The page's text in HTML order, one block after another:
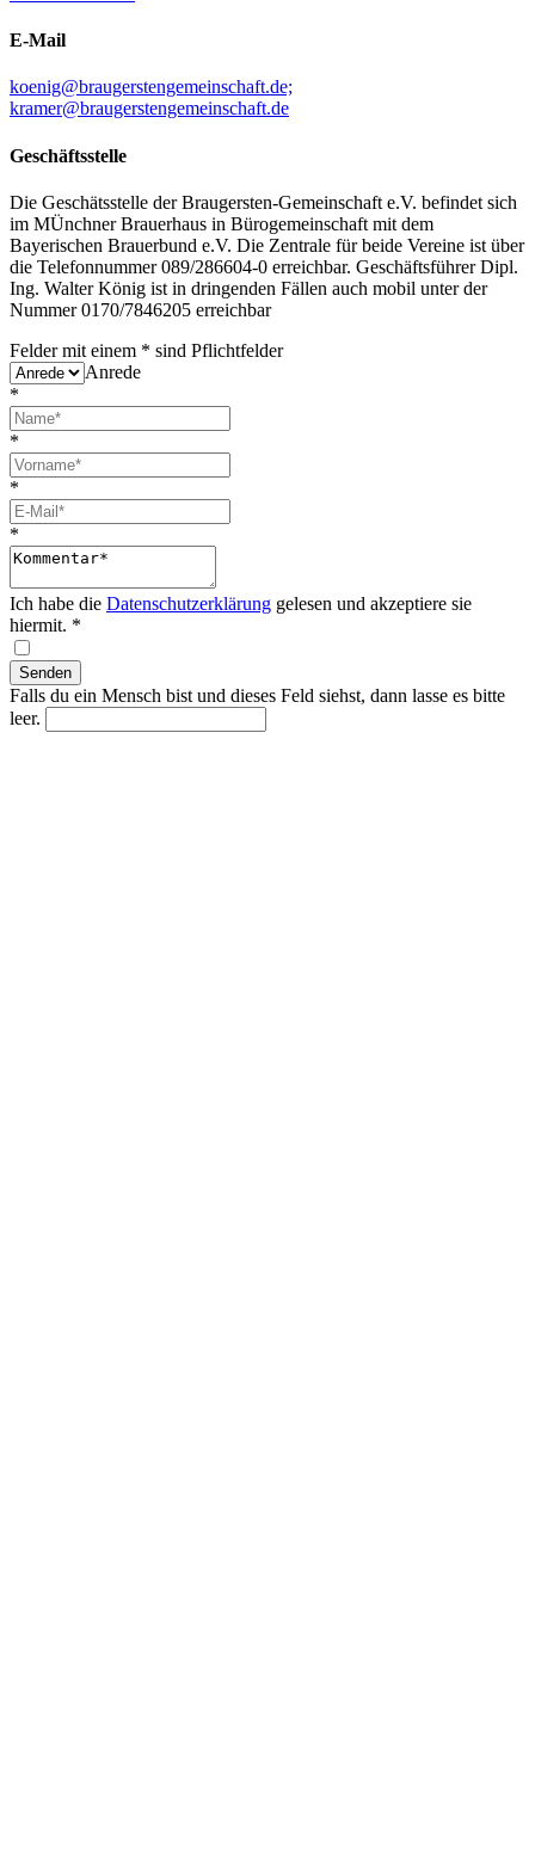
E-Mail
koenig@braugerstengemeinschaft.de;
kramer@braugerstengemeinschaft.de
Geschäftsstelle
Die Geschätsstelle der Braugersten-Gemeinschaft e.V. befindet sich
im MÜnchner Brauerhaus in Bürogemeinschaft mit dem
Bayerischen Brauerbund e.V. Die Zentrale für beide Vereine ist über
die Telefonnummer 089/286604-0 erreichbar. Geschäftsführer Dipl.
Ing. Walter König ist in dringenden Fällen auch mobil unter der
Nummer 0170/7846205 erreichbar
Felder mit einem * sind Pflichtfelder
Anrede
*
*
*
*
Ich habe die Datenschutzerklärung gelesen und akzeptiere sie
hiermit. *
Falls du ein Mensch bist und dieses Feld siehst, dann lasse es bitte
leer.